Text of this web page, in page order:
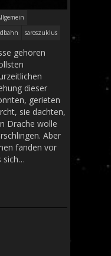
saroszuklus
gehören
dieser
gerieten
sie dachten,
Drache wolle
Aber
fanden vor
sich…